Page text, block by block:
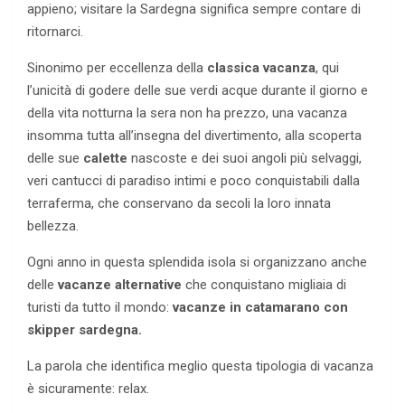
appieno; visitare la Sardegna significa sempre contare di
ritornarci.
Sinonimo per eccellenza della classica vacanza, qui
l’unicità di godere delle sue verdi acque durante il giorno e
della vita notturna la sera non ha prezzo, una vacanza
insomma tutta all’insegna del divertimento, alla scoperta
delle sue calette nascoste e dei suoi angoli più selvaggi,
veri cantucci di paradiso intimi e poco conquistabili dalla
terraferma, che conservano da secoli la loro innata
bellezza.
Ogni anno in questa splendida isola si organizzano anche
dellevacanze alternative che conquistano migliaia di
turisti da tutto il mondo:vacanze in catamarano con
skipper sardegna.
La parola che identifica meglio questa tipologia di vacanza
è sicuramente: relax.